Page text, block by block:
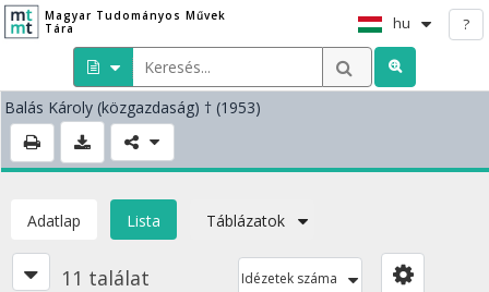
Magyar Tudományos Művek
Tára
hu ?
Balás Károly (közgazdaság) † (1953)
Adatlap Lista Táblázatok
11 találat Idézetek száma